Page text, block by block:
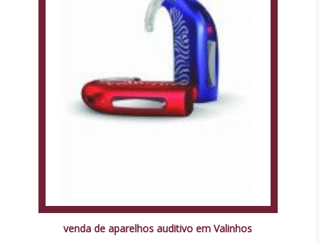
venda de aparelhos auditivo em Valinhos